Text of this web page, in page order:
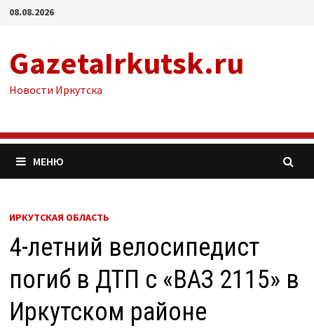
Перейти
08.08.2026
GazetaIrkutsk.ru
Новости Иркутска
МЕНЮ
ИРКУТСКАЯ ОБЛАСТЬ
4-летний велосипедист
погиб в ДТП с «ВАЗ 2115» в
Иркутском районе